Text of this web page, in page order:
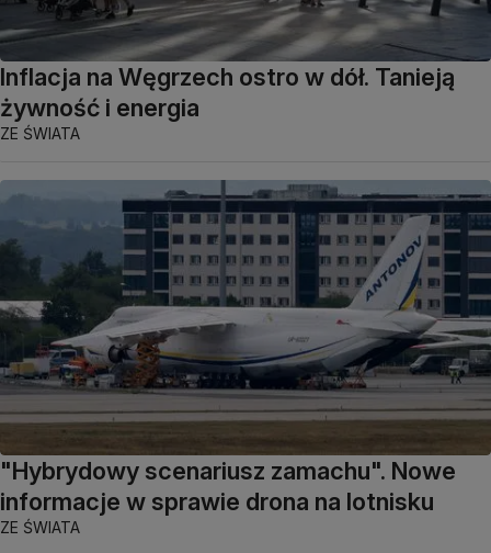
Inflacja na Węgrzech ostro w dół. Tanieją
żywność i energia
ZE ŚWIATA
"Hybrydowy scenariusz zamachu". Nowe
informacje w sprawie drona na lotnisku
ZE ŚWIATA